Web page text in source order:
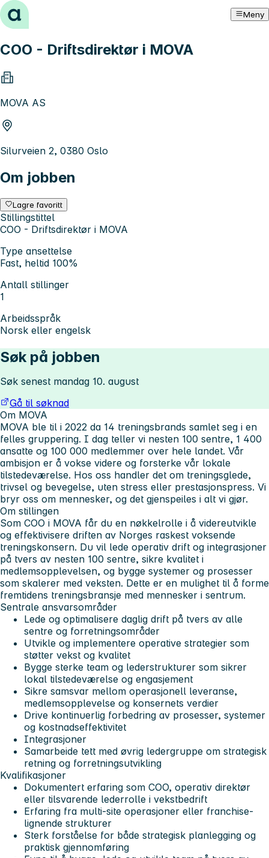
Hopp til innhold Meny
COO - Driftsdirektør i MOVA
MOVA AS
Silurveien 2, 0380 Oslo
Om jobben
Lagre favoritt
Stillingstittel
COO - Driftsdirektør i MOVA
Type ansettelse
Fast, heltid 100%
Antall stillinger
1
Arbeidsspråk
Norsk eller engelsk
Søk på jobben
Søk senest mandag 10. august
Gå til søknad
Om MOVA
MOVA ble til i 2022 da 14 treningsbrands samlet seg i en
felles gruppering. I dag teller vi nesten 100 sentre, 1 400
ansatte og 100 000 medlemmer over hele landet. Vår
ambisjon er å vokse videre og forsterke vår lokale
tilstedeværelse. Hos oss handler det om treningsglede,
trivsel og bevegelse, uten stress eller prestasjonspress. Vi
bryr oss om mennesker, og det gjenspeiles i alt vi gjør.
Om stillingen
Som COO i MOVA får du en nøkkelrolle i å videreutvikle
og effektivisere driften av Norges raskest voksende
treningskonsern. Du vil lede operativ drift og integrasjoner
på tvers av nesten 100 sentre, sikre kvalitet i
medlemsopplevelsen, og bygge systemer og prosesser
som skalerer med veksten. Dette er en mulighet til å forme
fremtidens treningsbransje med mennesker i sentrum.
Sentrale ansvarsområder
Lede og optimalisere daglig drift på tvers av alle
sentre og forretningsområder
Utvikle og implementere operative strategier som
støtter vekst og kvalitet
Bygge sterke team og lederstrukturer som sikrer
lokal tilstedeværelse og engasjement
Sikre samsvar mellom operasjonell leveranse,
medlemsopplevelse og konsernets verdier
Drive kontinuerlig forbedring av prosesser, systemer
og kostnadseffektivitet
Integrasjoner
Samarbeide tett med øvrig ledergruppe om strategisk
retning og forretningsutvikling
Kvalifikasjoner
Dokumentert erfaring som COO, operativ direktør
eller tilsvarende lederrolle i vekstbedrift
Erfaring fra multi-site operasjoner eller franchise-
lignende strukturer
Sterk forståelse for både strategisk planlegging og
praktisk gjennomføring